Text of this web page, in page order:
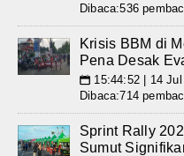
Dibaca:536
Krisis BBM di
Pena Desak
📅 15:44:52 | 14 Jul
Dibaca:714
Sprint Rally
Sumut